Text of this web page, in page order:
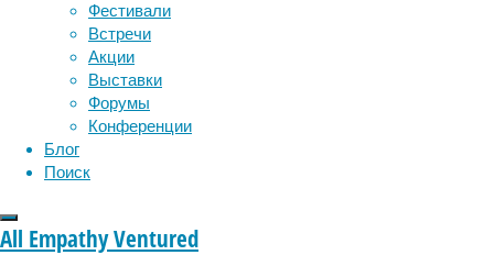
Фестивали
Встречи
Акции
Выставки
Форумы
Конференции
Блог
Поиск
All Empathy Ventured
Изменение
базы
виртуальной
АТС
не
или
поведение
сон социальные проблемы
физиология
эмоции